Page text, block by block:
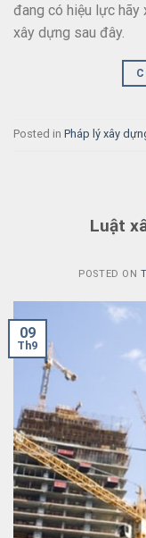
đang có hiệu lực
xây dựng sau đây.
Posted in Pháp lý xây
Luật
POSTED ON
09
Th9